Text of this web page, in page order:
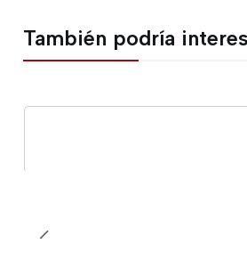
También podría